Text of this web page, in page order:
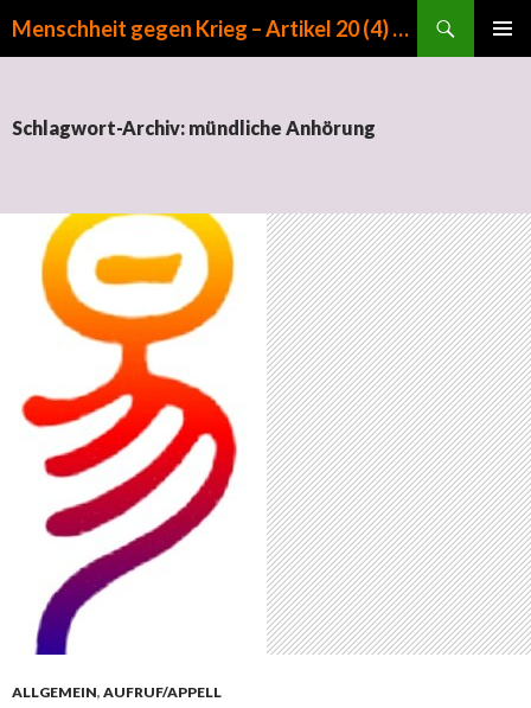
Menschheit gegen Krieg – Artikel 20 (4) GG
Schlagwort-Archiv: mündliche Anhörung
ALLGEMEIN, AUFRUF/APPELL